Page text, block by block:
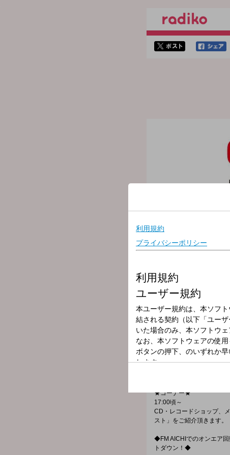
放送局
放送時間
2026年4月17日
番組名
COUNTDOWN
16:30頃～ Maverick
4月10日チャート1位は
★コーナー★
17:00頃～
CD・レコードショップ、
スト」をご紹介頂きます。
◆FM AICHIでのオンエア回
トダウン！◆